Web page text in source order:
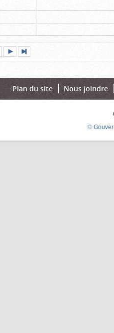
suivante
page
Plan du site Nous joindre
©